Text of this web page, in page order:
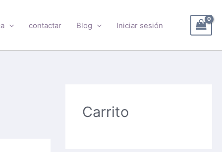
contactar Blog Iniciar sesión
Carrito